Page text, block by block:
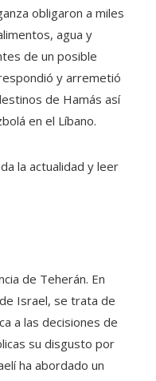
obligaron a miles
agua y
de un posible
y arremetió
de Hamás así
en el Líbano.
la actualidad y leer
de Teherán. En
Israel, se trata de
a las decisiones de
su disgusto por
ha abordado un